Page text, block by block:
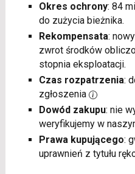
Okres ochrony: 84
do zużycia bieżnika.
Rekompensata:
zwrot środków
stopnia eksploatacji.
Czas rozpatrzenia:
zgłoszenia
Dowód zakupu: nie
weryfikujemy w
Prawa kupującego:
uprawnień z tytułu